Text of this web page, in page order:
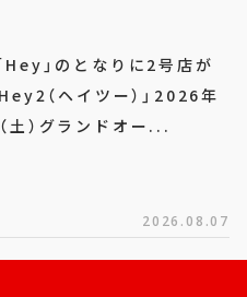
Hey」のとなりに2号店が
Hey2（ヘイツー）」2026年
土）グランドオー...
2026.08.07